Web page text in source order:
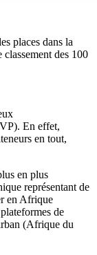
places dans la
classement des 100
). En effet,
en tout,
en plus
représentant de
en Afrique
de
(Afrique du